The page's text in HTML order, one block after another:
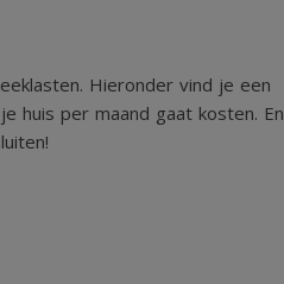
Hieronder vind je een
huis per maand gaat kosten. En